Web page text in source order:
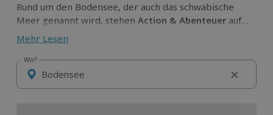
Rund um den Bodensee, der auch das schwäbische
Meer genannt wird, stehen Action & Abenteuer auf
dem Programm: Ob Motorboot-Trip, Wellnesstag
oder Quad-Tour – in puncto unvergessliche
Aktivitäten kommt ihr hier garantiert auf eure
Kosten. Gönnt euch eine
abenteuerliche-schöne Zeit
im Vierländereck am Bodensee!
Mehr Lesen
Wo?
Wo?